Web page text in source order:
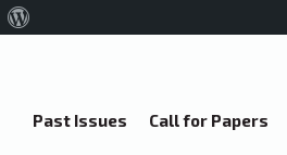
Past Issues Call for Papers